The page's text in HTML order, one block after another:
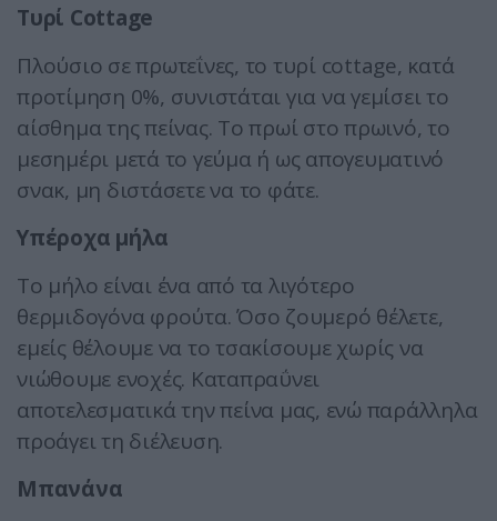
Τυρί Cottage
Πλούσιο σε πρωτεΐνες, το τυρί cottage, κατά
προτίμηση 0%, συνιστάται για να γεμίσει το
αίσθημα της πείνας. Το πρωί στο πρωινό, το
μεσημέρι μετά το γεύμα ή ως απογευματινό
σνακ, μη διστάσετε να το φάτε.
Υπέροχα μήλα
Το μήλο είναι ένα από τα λιγότερο
θερμιδογόνα φρούτα. Όσο ζουμερό θέλετε,
εμείς θέλουμε να το τσακίσουμε χωρίς να
νιώθουμε ενοχές. Καταπραΰνει
αποτελεσματικά την πείνα μας, ενώ παράλληλα
προάγει τη διέλευση.
Μπανάνα